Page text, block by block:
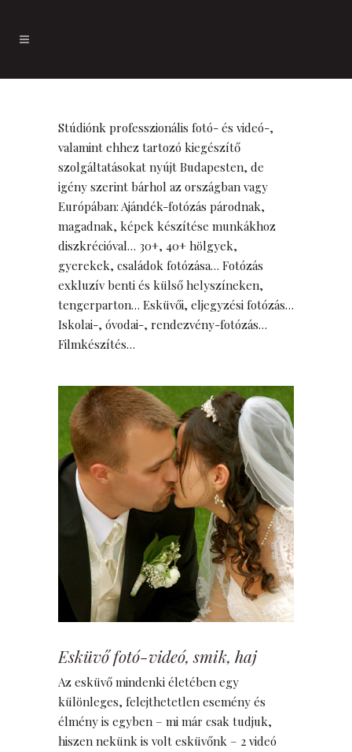
Stúdiónk professzionális fotó- és videó-,
valamint ehhez tartozó kiegészítő
szolgáltatásokat nyújt Budapesten, de
igény szerint bárhol az országban vagy
Európában: Ajándék-fotózás párodnak,
magadnak, képek készítése munkákhoz
diszkrécióval… 30+, 40+ hölgyek,
gyerekek, családok fotózása… Fotózás
exkluzív benti és külső helyszíneken,
tengerparton… Esküvői, eljegyzési fotózás…
Iskolai-, óvodai-, rendezvény-fotózás…
Filmkészítés…
Esküvő fotó-videó, smik, haj
Az esküvő mindenki életében egy
különleges, felejthetetlen esemény és
élmény is egyben – mi már csak tudjuk,
hiszen nekünk is volt esküvőnk – 2 videó